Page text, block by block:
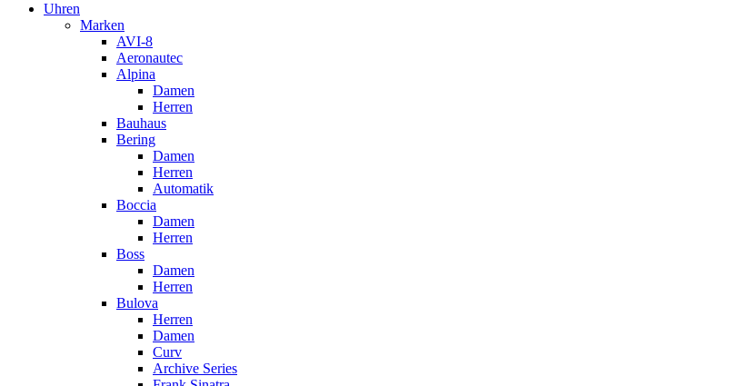
Uhren
Marken
AVI-8
Aeronautec
Alpina
Damen
Herren
Bauhaus
Bering
Damen
Herren
Automatik
Boccia
Damen
Herren
Boss
Damen
Herren
Bulova
Herren
Damen
Curv
Archive Series